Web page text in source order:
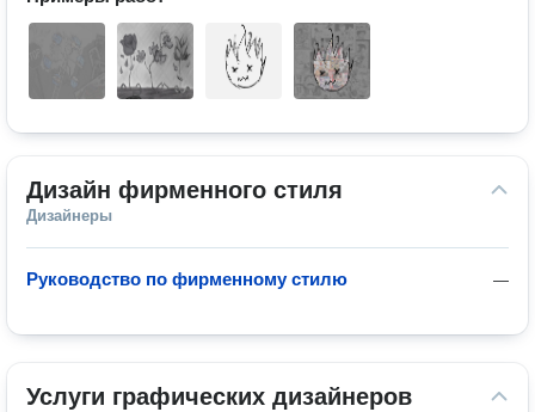
Дизайн фирменного стиля
Дизайнеры
—
Руководство по фирменному стилю
Услуги графических дизайнеров